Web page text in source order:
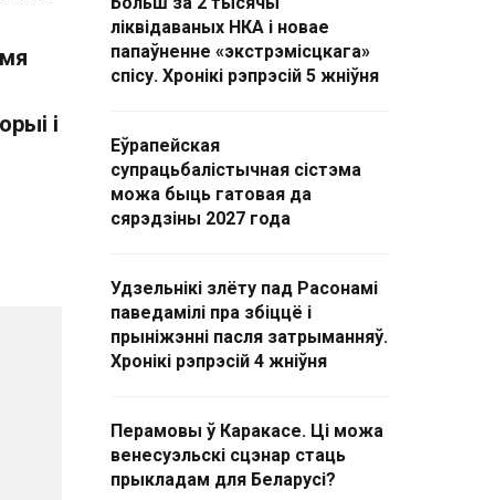
і
ліквідаваных НКА і новае
папаўненне «экстрэмісцкага»
спісу. Хронікі рэпрэсій 5 жніўня
Еўрапейская
супрацьбалістычная сістэма
можа быць гатовая да
сярэдзіны 2027 года
Удзельнікі злёту пад Расонамі
паведамілі пра збіццё і
прыніжэнні пасля затрыманняў.
Хронікі рэпрэсій 4 жніўня
Перамовы ў Каракасе. Ці можа
венесуэльскі сцэнар стаць
прыкладам для Беларусі?